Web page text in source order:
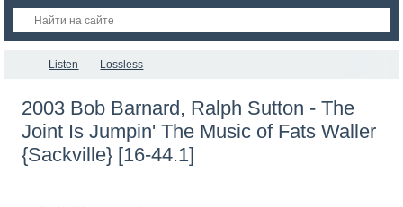
Listen Lossless
2003 Bob Barnard, Ralph Sutton - The
Joint Is Jumpin' The Music of Fats Waller
{Sackville} [16-44.1]